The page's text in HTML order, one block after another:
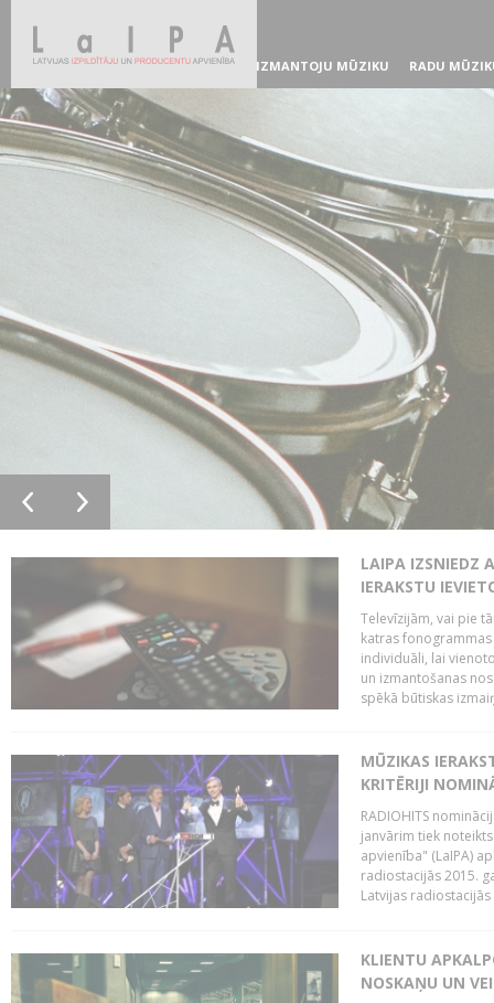
IZMANTOJU MŪZIKU RADU
LAIPA IZSNIEDZ
IERAKSTU
Televīzijām, vai pie
katras
individuāli, lai
un izmantošanas
spēkā būtiskas
MŪZIKAS
KRITĒRIJI
RADIOHITS
janvārim tiek
apvienība" (LaIPA)
radiostacijās 2015.
Latvijas
KLIENTU
NOSKAŅU UN